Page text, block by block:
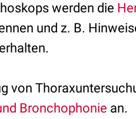
werden die
und z. B.
von
Bronchophonie an.